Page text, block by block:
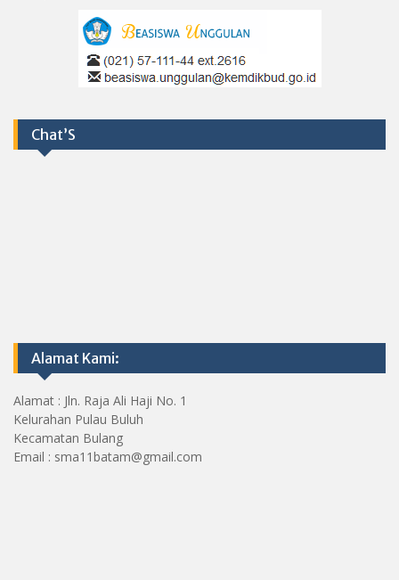
Chat’S
Alamat Kami:
Alamat : Jln. Raja Ali Haji No. 1
Kelurahan Pulau Buluh
Kecamatan Bulang
Email : sma11batam@gmail.com